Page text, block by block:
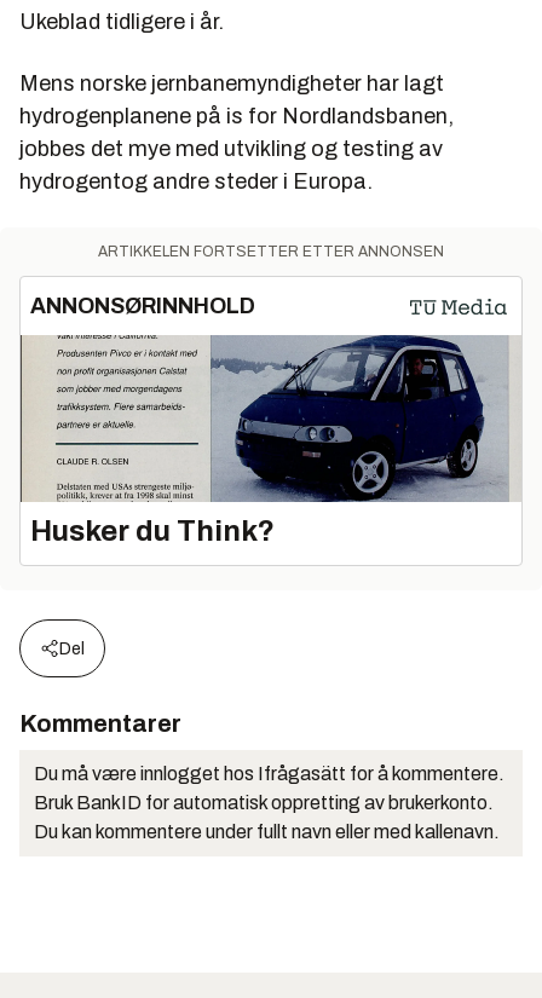
Ukeblad tidligere i år.
Mens norske jernbanemyndigheter har lagt
hydrogenplanene på is for Nordlandsbanen,
jobbes det mye med utvikling og testing av
hydrogentog andre steder i Europa.
ARTIKKELEN FORTSETTER ETTER ANNONSEN
ANNONSØRINNHOLD
Husker du Think?
Del
Kommentarer
Du må være innlogget hos Ifrågasätt for å kommentere.
Bruk BankID for automatisk oppretting av brukerkonto.
Du kan kommentere under fullt navn eller med kallenavn.